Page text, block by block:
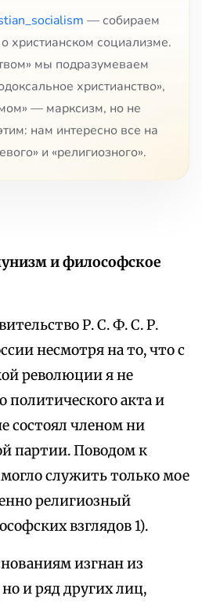
— собираем
христианском социализме.
мы подразумеваем
христианство»,
— марксизм, но не
нам интересно все на
и «религиозного».
и философское
Р. С. Ф. С. Р.
несмотря на то, что с
революции я не
политического акта и
состоял членом ни
партии. Поводом к
служить только мое
религиозный
взглядов 1).
изгнан из
и ряд других лиц,